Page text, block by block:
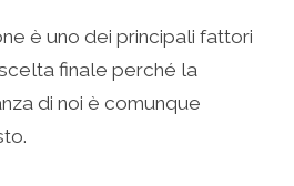
è uno dei principali fattori
finale perché la
di noi è comunque